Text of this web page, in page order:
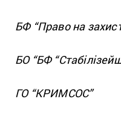
БФ “Право на
БО “БФ
ГО “КРИМСОС”